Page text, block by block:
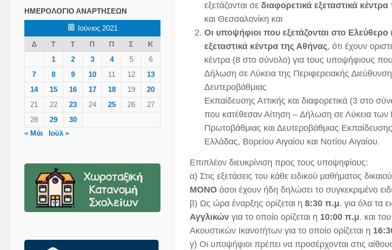
εξετάζονται σε διαφορετικά εξεταστικά κέντρα
και Θεσσαλονίκη και
Οι υποψήφιοι που εξετάζονται στο Ελεύθερο
εξεταστικά κέντρα της Αθήνας, ότι έχουν
κέντρα (8 στο σύνολο) για τους υποψήφιους
Δήλωση σε Λύκεια της Περιφερειακής
Δευτεροβάθμιας
Εκπαίδευσης Αττικής και διαφορετικά (3 στο
που κατέθεσαν Αίτηση – Δήλωση σε Λύκεια των
Πρωτοβάθμιας και Δευτεροβάθμιας
Ελλάδας, Βορείου Αιγαίου και Νοτίου Αιγαίου.
Επιπλέον διευκρίνιση προς τους υποψηφίους:
α) Στις εξετάσεις του κάθε ειδικού μαθήματος
ΜΟΝΟ όσοι έχουν ήδη δηλώσει το συγκεκριμένο
β) Ως ώρα έναρξης ορίζεται η 8:30 π.μ. για όλα τα
Αγγλικών για το οποίο ορίζεται η 10:00 π.μ. και
Ακουστικών Ικανοτήτων για το οποίο ορίζεται η
γ) Οι υποψήφιοι πρέπει να προσέρχονται στις
ΗΜΕΡΟΛΌΓΙΟ ΑΝΑΡΤΉΣΕΩΝ
Ιούνιος 2021
Δ
Τ Τ Π Π Σ
Κ
1
2 3 4 5
6
7
8 9 10 11 12
13
14
15 16 17 18 19
20
21
22 23 24 25 26
27
28
29
30
« Μάι
Ιούλ »